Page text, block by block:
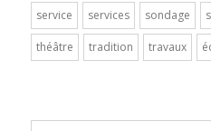
service services sondage
théâtre tradition travaux